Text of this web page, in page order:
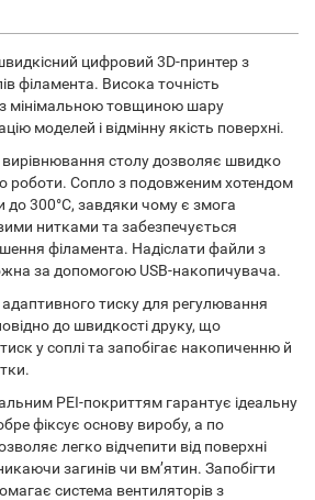
цифровий 3D-принтер з
філамента. Висока точність
з мінімальною товщиною шару
моделей і відмінну якість поверхні.
столу дозволяє швидко
роботи. Сопло з подовженим хотендом
до 300°C, завдяки чому є змога
нитками та забезпечується
філамента. Надіслати файли з
за допомогою USB-накопичувача.
тиску для регулювання
до швидкості друку, що
у соплі та запобігає накопиченню й
PEI-покриттям гарантує ідеальну
фіксує основу виробу, а по
легко відчепити від поверхні
загинів чи вм’ятин. Запобігти
система вентиляторів з